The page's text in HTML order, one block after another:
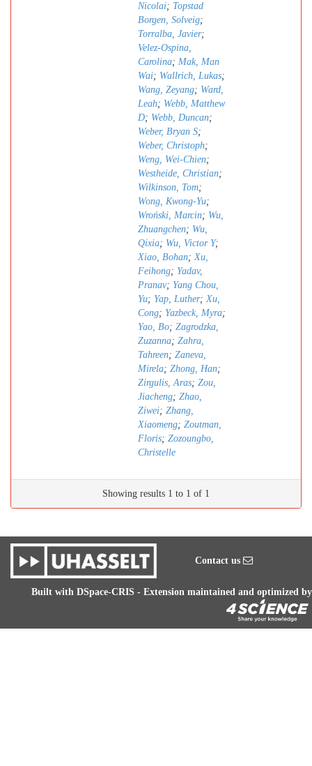
Nicolai; Topstad
Borgen, Solveig;
Torralba, Javier;
Velez-Ospina,
Carolina; Mak, Man
Wai; Wallrich, Lukas;
Wang, Zeyang; Ward,
Leah; Webb, Matthew
D; Webb, Duncan;
Weber, Bryan S;
Weber, Christoph;
Weng, Wei-Chien;
Westheide, Christian;
Wilkinson, Tom;
Wong, Kwong-Yu;
Wroński, Marcin; Wu,
Zhuangchen; Wu,
Qixia; Wu, Victor Y;
Xiao, Bohan;Xu,
Feihong; Yadav,
Pranav; Yang Chou,
Yu; Yap, Luther;Xu,
Cong; Yazbeck, Myra;
Yao, Bo; Zagrodzka,
Zuzanna; Zahra,
Tahreen; Zaneva,
Mirela; Zhong, Han;
Zirgulis, Aras; Zou,
Jiacheng; Zhao,
Ziwei; Zhang,
Xiaomeng; Zoutman,
Floris; Zozoungbo,
Christelle
Showing results 1 to 1 of 1
Contact us
Built with DSpace-CRIS - Extension maintained and optimized by